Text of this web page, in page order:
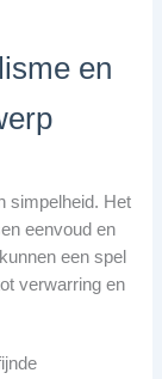
en
simpelheid. Het
eenvoud en
een spel
verwarring en